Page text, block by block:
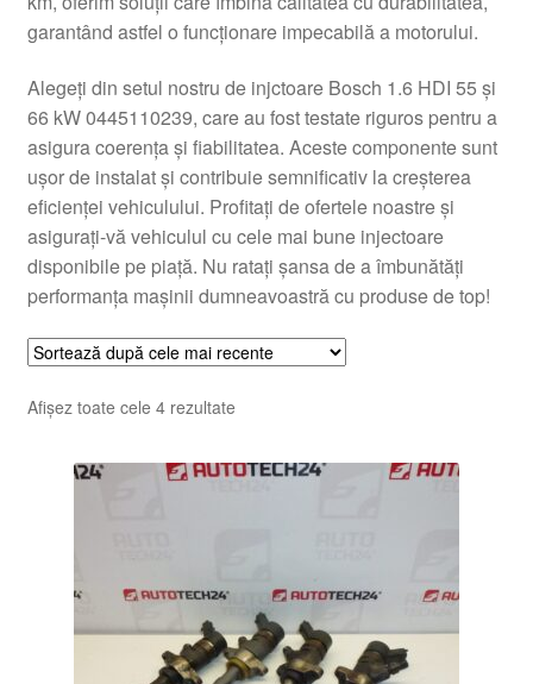
Procedura de reclamație
Termeni si conditii
garantând astfel o funcționare impecabilă a motorului.
Alegeți din setul nostru de injctoare Bosch 1.6 HDI 55 și
66 kW 0445110239, care au fost testate riguros pentru a
asigura coerența și fiabilitatea. Aceste componente sunt
ușor de instalat și contribuie semnificativ la creșterea
eficienței vehiculului. Profitați de ofertele noastre și
asigurați-vă vehiculul cu cele mai bune injectoare
disponibile pe piață. Nu ratați șansa de a îmbunătăți
performanța mașinii dumneavoastră cu produse de top!
Afișez toate cele 4 rezultateSortat
cele
mai